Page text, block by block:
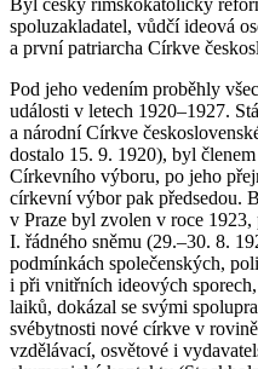
spoluzakladatel, vůdčí ideová
a první patriarcha Církve
Pod jeho vedením proběhly
události v letech 1920–1927.
a národní Církve
dostalo 15. 9. 1920), byl
Církevního výboru, po jeho
církevní výbor pak předsedou.
v Praze byl zvolen v roce
I. řádného sněmu (29.–30. 8.
podmínkách společenských,
i při vnitřních ideových
laiků, dokázal se svými
svébytnosti nové církve v
vzdělávací, osvětové i